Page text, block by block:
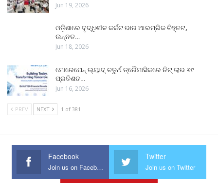
Jun 19, 2026
ଓଡ଼ିଶାରେ ବୃଦ୍ଧିଶୀଳ କର୍କଟ ଭାର ଆରମ୍ଭିକ ଚିହ୍ନଟ,
ଉନ୍ନତ…
Jun 18, 2026
ମୋରେପେନ୍ ଲ୍ୟାବ୍ ଚତୁର୍ଥ ତ୍ରୈମାସିକରେ ନିଟ୍ ଲାଭ ୬୯
ପ୍ରତିଶତ…
Jun 16, 2026
PREV NEXT 1 of 381
Facebook
Join us on Facebook
Twitter
Join us on Twitter